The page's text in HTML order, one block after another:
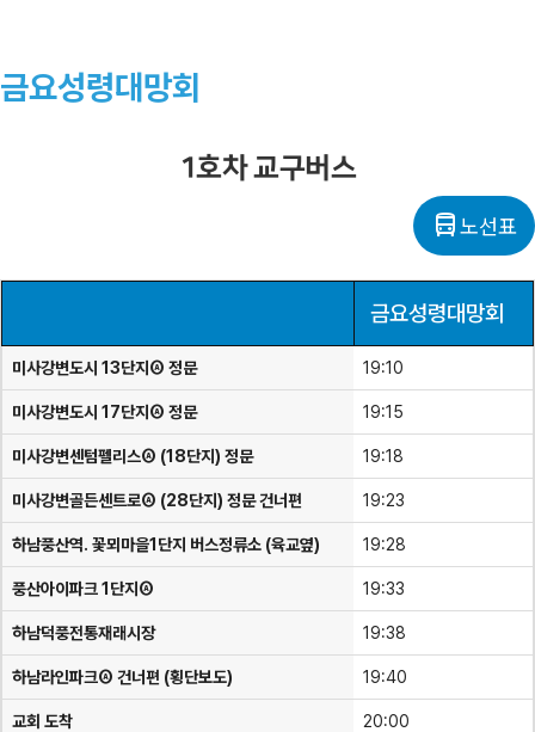
금요성령대망회
1호차 교구버스
directions_bus노선표
금요성령대망회
미사강변도시 13단지Ⓐ 정문 19:10
미사강변도시 17단지Ⓐ 정문 19:15
미사강변센텀펠리스Ⓐ (18단지) 정문 19:18
미사강변골든센트로Ⓐ (28단지) 정문 건너편 19:23
하남풍산역. 꽃뫼마을1단지 버스정류소 (육교옆) 19:28
풍산아이파크 1단지Ⓐ 19:33
하남덕풍전통재래시장 19:38
하남라인파크Ⓐ 건너편 (횡단보도) 19:40
교회 도착 20:00